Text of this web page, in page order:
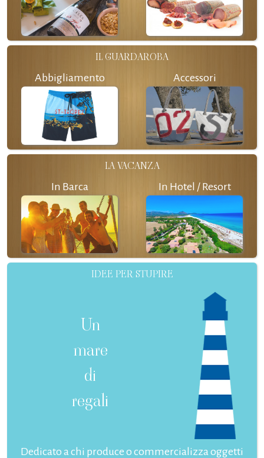
IL GUARDAROBA
Abbigliamento Accessori
LA VACANZA
In Barca In Hotel / Resort
IDEE PER STUPIRE
Un
mare
di
regali
Dedicato a chi produce o commercializza oggetti